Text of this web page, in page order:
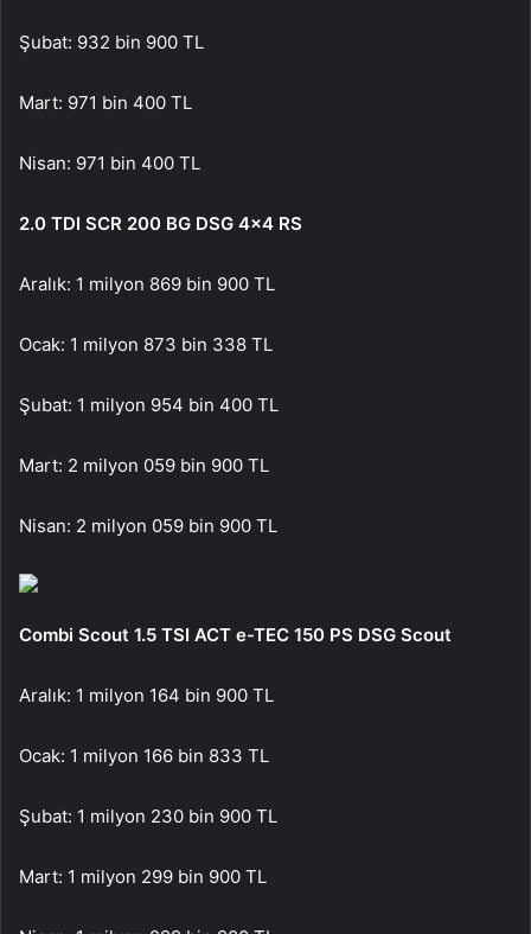
Şubat: 932 bin 900 TL
Mart: 971 bin 400 TL
Nisan: 971 bin 400 TL
2.0 TDI SCR 200 BG DSG 4×4 RS
Aralık: 1 milyon 869 bin 900 TL
Ocak: 1 milyon 873 bin 338 TL
Şubat: 1 milyon 954 bin 400 TL
Mart: 2 milyon 059 bin 900 TL
Nisan: 2 milyon 059 bin 900 TL
Combi Scout 1.5 TSI ACT e-TEC 150 PS DSG Scout
Aralık: 1 milyon 164 bin 900 TL
Ocak: 1 milyon 166 bin 833 TL
Şubat: 1 milyon 230 bin 900 TL
Mart: 1 milyon 299 bin 900 TL